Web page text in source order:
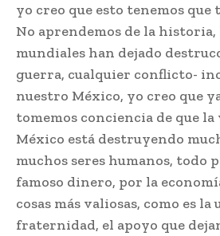
yo creo que esto tenemos
No aprendemos de la historia,
mundiales han dejado
guerra, cualquier conflicto-
nuestro México, yo creo que
tomemos conciencia de que
México está destruyendo
muchos seres humanos, todo
famoso dinero, por la
cosas más valiosas, como es la
fraternidad, el apoyo que